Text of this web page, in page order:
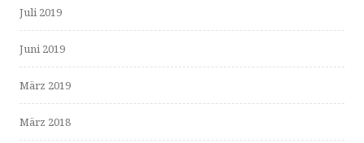
Juli 2019
Juni 2019
März 2019
März 2018